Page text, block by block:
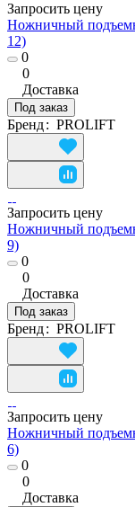
Запросить цену
Ножничный
12)
0
0
Доставка
Под заказ
Бренд: PROLIFT
Запросить цену
Ножничный
9)
0
0
Доставка
Под заказ
Бренд: PROLIFT
Запросить цену
Ножничный
6)
0
0
Доставка